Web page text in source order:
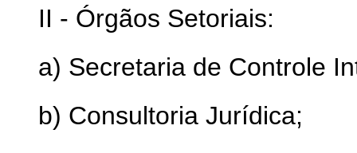
II - Órgãos Setoriais:
a) Secretaria de Controle
b) Consultoria Jurídica;